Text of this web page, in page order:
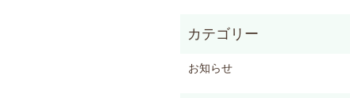
お知らせ